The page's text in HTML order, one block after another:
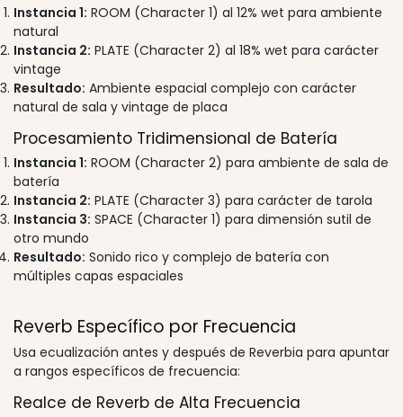
Instancia 1: ROOM (Character 1) al 12% wet para ambiente
natural
Instancia 2: PLATE (Character 2) al 18% wet para carácter
vintage
Resultado: Ambiente espacial complejo con carácter
natural de sala y vintage de placa
Procesamiento Tridimensional de Batería
Instancia 1: ROOM (Character 2) para ambiente de sala de
batería
Instancia 2: PLATE (Character 3) para carácter de tarola
Instancia 3: SPACE (Character 1) para dimensión sutil de
otro mundo
Resultado: Sonido rico y complejo de batería con
múltiples capas espaciales
Reverb Específico por Frecuencia
Usa ecualización antes y después de Reverbia para apuntar
a rangos específicos de frecuencia:
Realce de Reverb de Alta Frecuencia